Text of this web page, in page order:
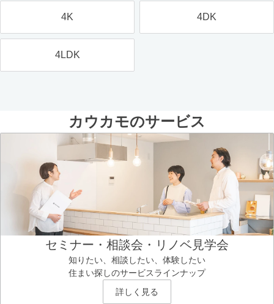
4K 4DK
4LDK
カウカモのサービス
セミナー・相談会・リノベ見学会
知りたい、相談したい、体験したい
住まい探しのサービスラインナップ
詳しく見る